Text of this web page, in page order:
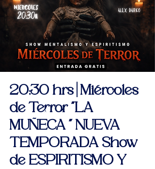
20:30 hrs | Miércoles
de Terror "LA
MUÑECA " NUEVA
TEMPORADA Show
de ESPIRITISMO Y